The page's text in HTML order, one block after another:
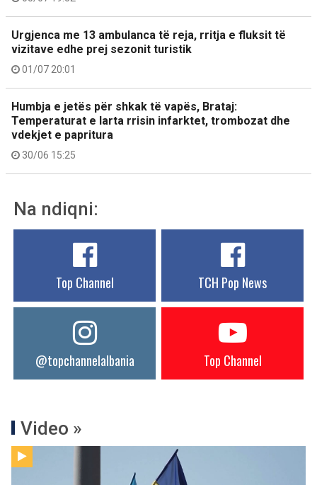
Urgjenca me 13 ambulanca të reja, rritja e fluksit të
vizitave edhe prej sezonit turistik
01/07 20:01
Humbja e jetës për shkak të vapës, Brataj:
Temperaturat e larta rrisin infarktet, trombozat dhe
vdekjet e papritura
30/06 15:25
Na ndiqni:
Top Channel TCH Pop News
@topchannelalbania Top Channel
Video »